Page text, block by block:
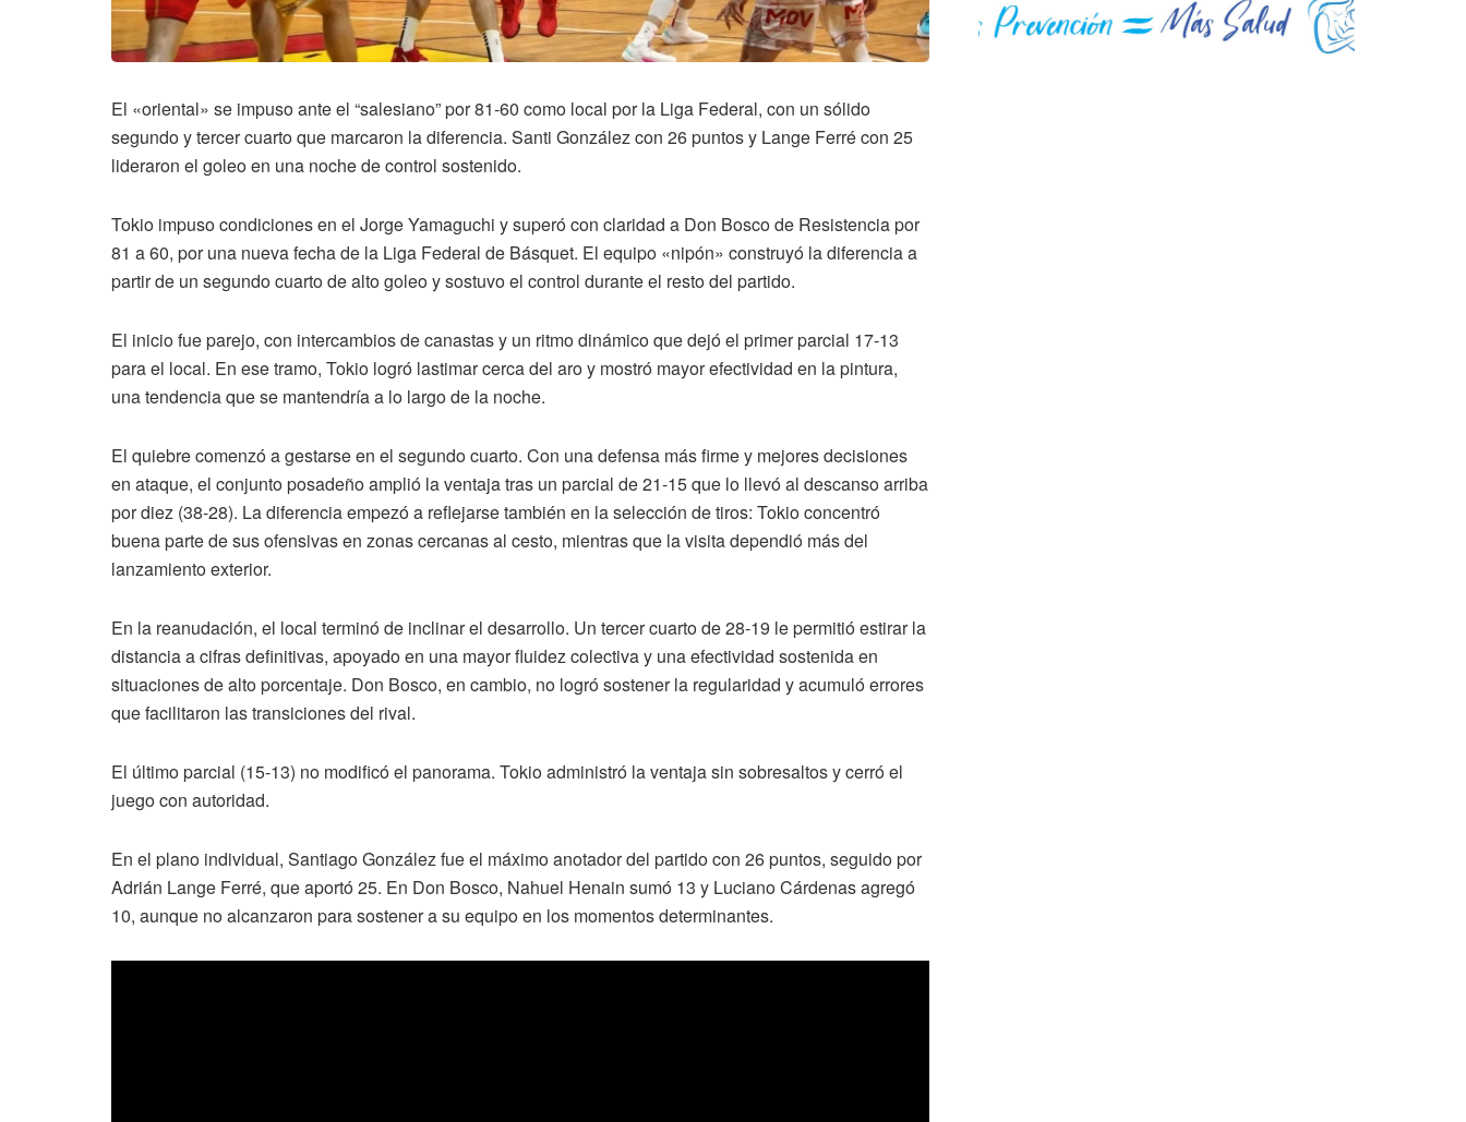
El «oriental» se impuso ante el “salesiano” por 81-60 como local por la Liga Federal, con un sólido
segundo y tercer cuarto que marcaron la diferencia. Santi González con 26 puntos y Lange Ferré con 25
lideraron el goleo en una noche de control sostenido.
Tokio impuso condiciones en el Jorge Yamaguchi y superó con claridad a Don Bosco de Resistencia por
81 a 60, por una nueva fecha de la Liga Federal de Básquet. El equipo «nipón» construyó la diferencia a
partir de un segundo cuarto de alto goleo y sostuvo el control durante el resto del partido.
El inicio fue parejo, con intercambios de canastas y un ritmo dinámico que dejó el primer parcial 17-13
para el local. En ese tramo, Tokio logró lastimar cerca del aro y mostró mayor efectividad en la pintura,
una tendencia que se mantendría a lo largo de la noche.
El quiebre comenzó a gestarse en el segundo cuarto. Con una defensa más firme y mejores decisiones
en ataque, el conjunto posadeño amplió la ventaja tras un parcial de 21-15 que lo llevó al descanso arriba
por diez (38-28). La diferencia empezó a reflejarse también en la selección de tiros: Tokio concentró
buena parte de sus ofensivas en zonas cercanas al cesto, mientras que la visita dependió más del
lanzamiento exterior.
En la reanudación, el local terminó de inclinar el desarrollo. Un tercer cuarto de 28-19 le permitió estirar la
distancia a cifras definitivas, apoyado en una mayor fluidez colectiva y una efectividad sostenida en
situaciones de alto porcentaje. Don Bosco, en cambio, no logró sostener la regularidad y acumuló errores
que facilitaron las transiciones del rival.
El último parcial (15-13) no modificó el panorama. Tokio administró la ventaja sin sobresaltos y cerró el
juego con autoridad.
En el plano individual, Santiago González fue el máximo anotador del partido con 26 puntos, seguido por
Adrián Lange Ferré, que aportó 25. En Don Bosco, Nahuel Henain sumó 13 y Luciano Cárdenas agregó
10, aunque no alcanzaron para sostener a su equipo en los momentos determinantes.